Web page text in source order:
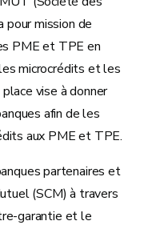
mission de
PME et TPE en
microcrédits et les
vise à donner
afin de les
aux PME et TPE.
partenaires et
(SCM) à travers
garantie et le